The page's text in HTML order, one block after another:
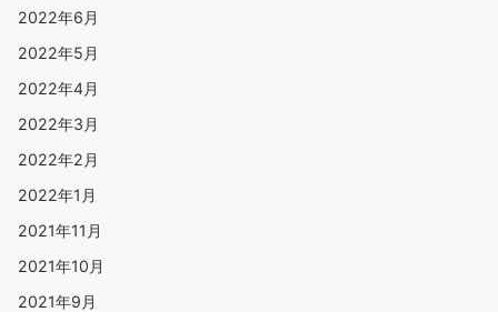
2022年6月
2022年5月
2022年4月
2022年3月
2022年2月
2022年1月
2021年11月
2021年10月
2021年9月